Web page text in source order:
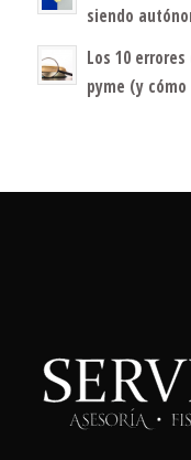
siendo
Los 10
pyme (y